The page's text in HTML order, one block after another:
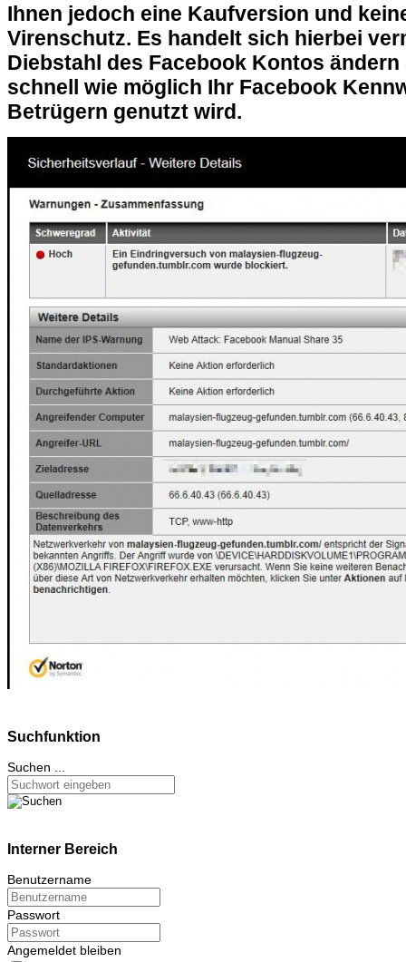
Ihnen jedoch eine Kaufversion und
Virenschutz. Es handelt sich hierbei
Diebstahl des Facebook Kontos ändern
schnell wie möglich Ihr Facebook
Betrügern genutzt wird.
Suchfunktion
Suchen ...
Interner Bereich
Benutzername
Passwort
Angemeldet bleiben